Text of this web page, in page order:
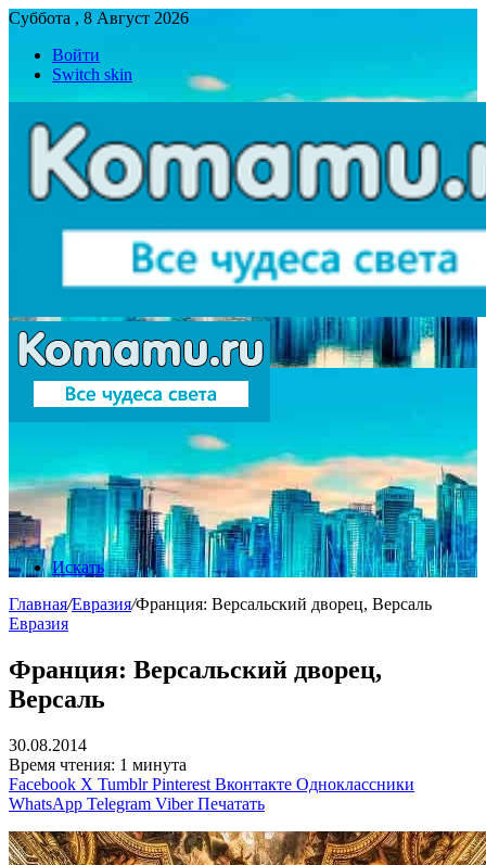
Суббота , 8 Август 2026
Войти
Switch skin
Искать
Главная/Евразия/Франция: Версальский дворец, Версаль
Евразия
Франция: Версальский дворец,
Версаль
30.08.2014
Время чтения: 1 минута
Facebook X Tumblr Pinterest Вконтакте Одноклассники
WhatsApp Telegram Viber Печатать